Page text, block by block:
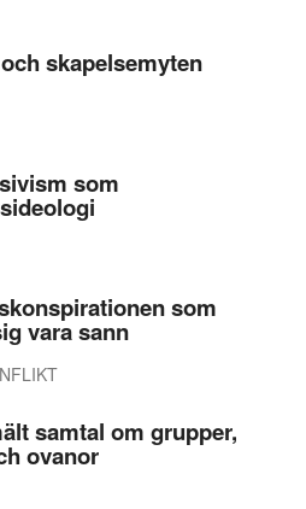
skapelsemyten
som
som
vara sann
samtal om grupper,
ovanor